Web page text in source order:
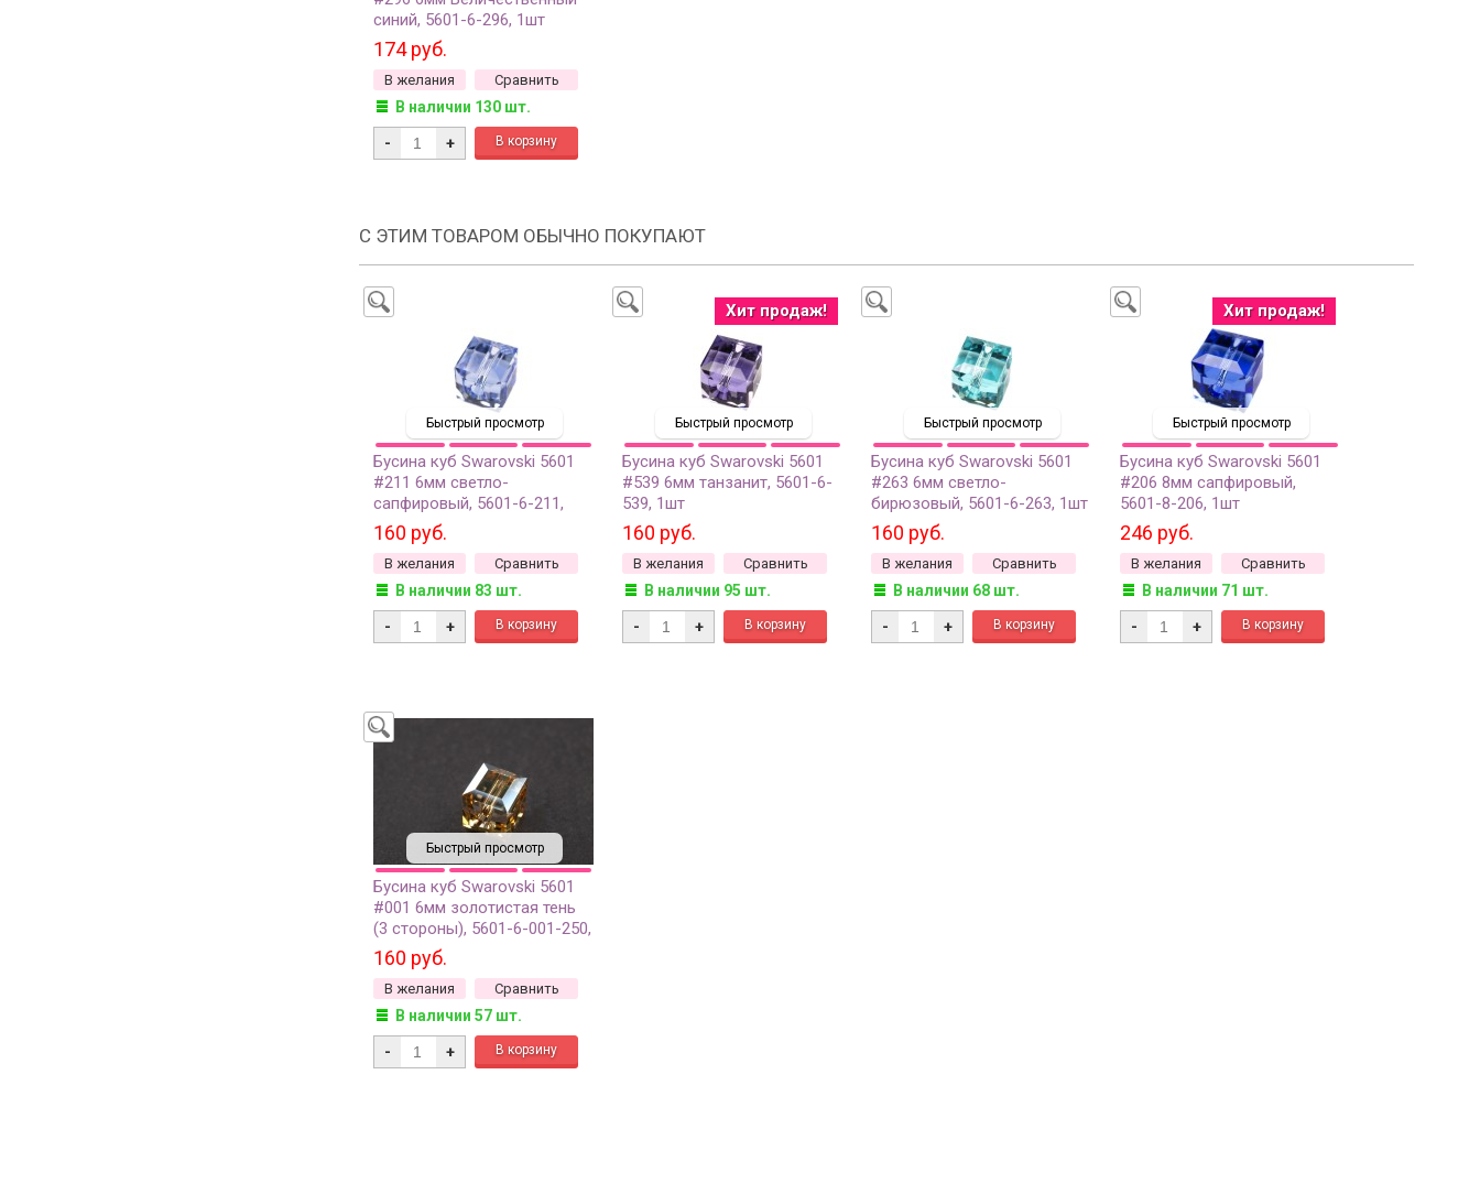
синий, 5601-6-296, 1шт
174 руб.
В желания Сравнить
В наличии 130 шт.
- +
С ЭТИМ ТОВАРОМ ОБЫЧНО ПОКУПАЮТ
Быстрый просмотр
Бусина куб Swarovski 5601
#211 6мм светло-
сапфировый, 5601-6-211,
1шт
160 руб.
В желания Сравнить
В наличии 83 шт.
- +
Быстрый просмотр
Хит продаж!
Бусина куб Swarovski 5601
#539 6мм танзанит, 5601-6-
539, 1шт
160 руб.
В желания Сравнить
В наличии 95 шт.
- +
Быстрый просмотр
Бусина куб Swarovski 5601
#263 6мм светло-
бирюзовый, 5601-6-263, 1шт
160 руб.
В желания Сравнить
В наличии 68 шт.
- +
Быстрый просмотр
Хит продаж!
Бусина куб Swarovski 5601
#206 8мм сапфировый,
5601-8-206, 1шт
246 руб.
В желания Сравнить
В наличии 71 шт.
- +
Быстрый просмотр
Бусина куб Swarovski 5601
#001 6мм золотистая тень
(3 стороны), 5601-6-001-250,
1шт
160 руб.
В желания Сравнить
В наличии 57 шт.
- +